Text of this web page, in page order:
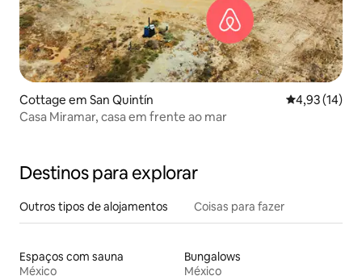
Cottage em San Quintín Classificação
4,93 (14)
Casa Miramar, casa em frente ao mar
Destinos para explorar
Outros tipos de alojamentos Coisas para fazer
Espaços com sauna
México
Bungalows
México